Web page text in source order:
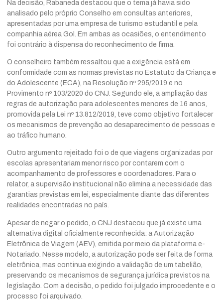
Na decisão, Rabaneda destacou que o tema já havia sido
analisado pelo próprio Conselho em consultas anteriores,
apresentadas por uma empresa de turismo estudantil e pela
companhia aérea Gol. Em ambas as ocasiões, o entendimento
foi contrário à dispensa do reconhecimento de firma.
O conselheiro também ressaltou que a exigência está em
conformidade com as normas previstas no Estatuto da Criança e
do Adolescente (ECA), na Resolução nº 295/2019 e no
Provimento nº 103/2020 do CNJ. Segundo ele, a ampliação das
regras de autorização para adolescentes menores de 16 anos,
promovida pela Lei nº 13.812/2019, teve como objetivo fortalecer
os mecanismos de prevenção ao desaparecimento de pessoas e
ao tráfico humano.
Outro argumento rejeitado foi o de que viagens organizadas por
escolas apresentariam menor risco por contarem com o
acompanhamento de professores e coordenadores. Para o
relator, a supervisão institucional não elimina a necessidade das
garantias previstas em lei, especialmente diante das diferentes
realidades encontradas no país.
Apesar de negar o pedido, o CNJ destacou que já existe uma
alternativa digital oficialmente reconhecida: a Autorização
Eletrônica de Viagem (AEV), emitida por meio da plataforma e-
Notariado. Nesse modelo, a autorização pode ser feita de forma
eletrônica, mas continua exigindo a validação de um tabelião,
preservando os mecanismos de segurança jurídica previstos na
legislação. Com a decisão, o pedido foi julgado improcedente e o
processo foi arquivado.